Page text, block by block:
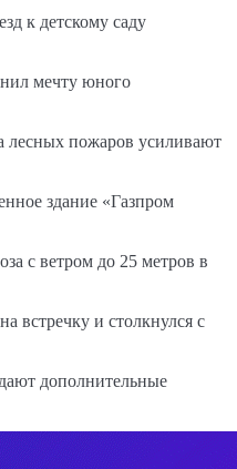
к детскому саду
мечту юного
лесных пожаров усиливают
здание «Газпром
с ветром до 25 метров в
встречку и столкнулся с
дополнительные